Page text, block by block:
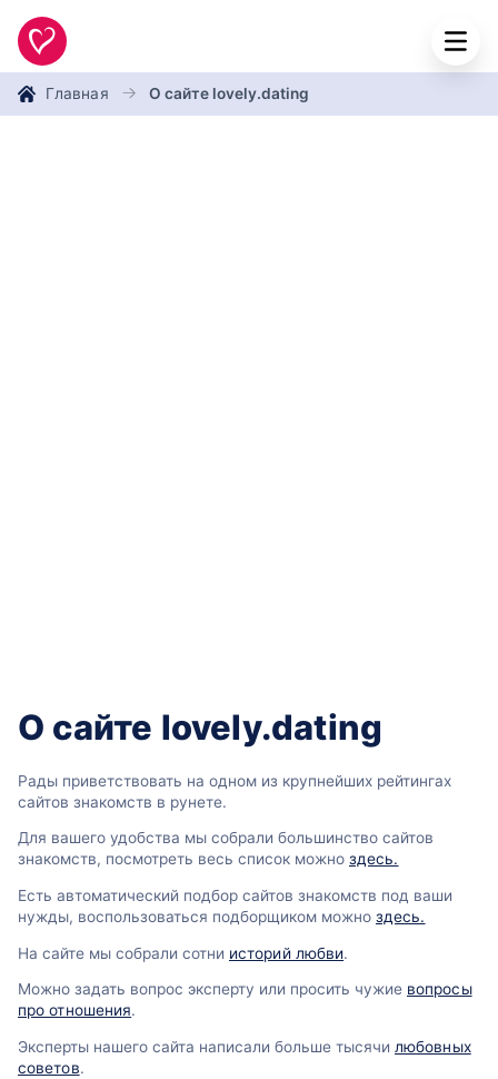
Главная О сайте lovely.dating
О сайте lovely.dating
Рады приветствовать на одном из крупнейших рейтингах
сайтов знакомств в рунете.
Для вашего удобства мы собрали большинство сайтов
знакомств, посмотреть весь список можно здесь.
Есть автоматический подбор сайтов знакомств под ваши
нужды, воспользоваться подборщиком можно здесь.
На сайте мы собрали сотни историй любви.
Можно задать вопрос эксперту или просить чужие вопросы
про отношения.
Эксперты нашего сайта написали больше тысячи любовных
советов.